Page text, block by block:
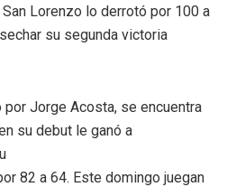
Lorenzo lo derrotó por 100 a
su segunda victoria
Jorge Acosta, se encuentra
su debut le ganó a
82 a 64. Este domingo juegan